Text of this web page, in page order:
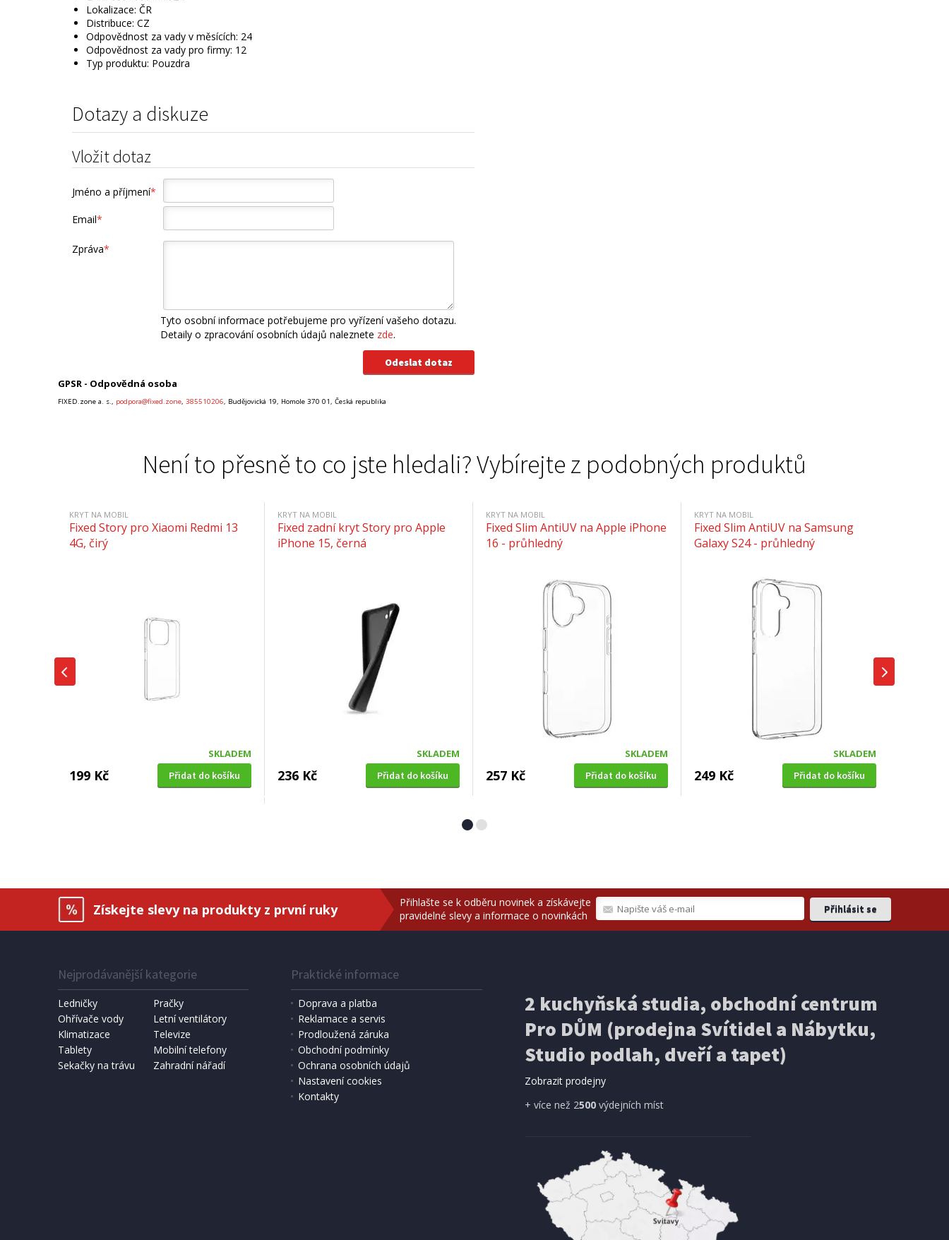
Lokalizace: ČR
Distribuce: CZ
Odpovědnost za vady v měsících: 24
Odpovědnost za vady pro firmy: 12
Typ produktu: Pouzdra
Dotazy a diskuze
Vložit dotaz
Jméno a příjmení*
Email*
Zpráva*
Tyto osobní informace potřebujeme pro vyřízení vašeho dotazu.
Detaily o zpracování osobních údajů naleznete zde.
GPSR - Odpovědná osoba
FIXED.zone a. s., podpora@fixed.zone, 385510206, Budějovická 19, Homole 370 01, Česká republika
Není to přesně to co jste hledali? Vybírejte z podobných produktů
KRYT NA MOBIL
Fixed Story pro Xiaomi Redmi 13
4G, čirý
SKLADEM
199 Kč Přidat do košíku
KRYT NA MOBIL
Fixed zadní kryt Story pro Apple
iPhone 15, černá
SKLADEM
236 Kč Přidat do košíku
KRYT NA MOBIL
Fixed Slim AntiUV na Apple iPhone
16 - průhledný
SKLADEM
257 Kč Přidat do košíku
KRYT NA MOBIL
Fixed Slim AntiUV na Samsung
Galaxy S24 - průhledný
SKLADEM
249 Kč Přidat do košíku
SKLADEM
257 Kč Přidat do košíku
Získejte slevy na produkty z první ruky
Přihlašte se k odběru novinek a získávejte
pravidelné slevy a informace o novinkách
Nejprodávanější kategorie
Ledničky
Pračky
Ohřívače vody
Letní ventilátory
Klimatizace
Televize
Tablety
Mobilní telefony
Sekačky na trávu
Zahradní nářadí
Praktické informace
Doprava a platba
Reklamace a servis
Prodloužená záruka
Obchodní podmínky
Ochrana osobních údajů
Nastavení cookies
Kontakty
2 kuchyňská studia, obchodní centrum
Pro DŮM (prodejna Svítidel a Nábytku,
Studio podlah, dveří a tapet)
Zobrazit prodejny
+ více než 2500výdejních míst